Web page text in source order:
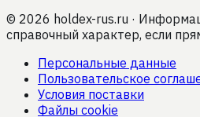
© 2026 holdex-rus.ru ·
справочный характер, если
Персональные данные
Пользовательское
Условия поставки
Файлы cookie